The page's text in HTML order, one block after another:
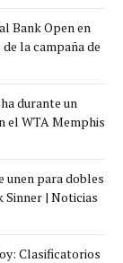
Bank Open en
la campaña de
durante un
el WTA Memphis
unen para dobles
Sinner | Noticias
Clasificatorios